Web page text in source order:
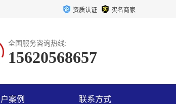
资质认证 实名商家
全国服务咨询热线:
15620568657
案例 联系方式